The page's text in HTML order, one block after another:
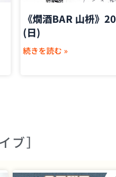
《燗酒BAR 山枡》
(日)
続きを読む »
ブ］